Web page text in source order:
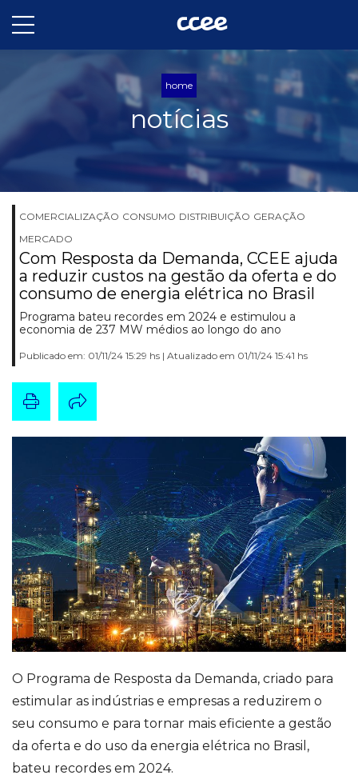
home
notícias
COMERCIALIZAÇÃO CONSUMO DISTRIBUIÇÃO GERAÇÃO
MERCADO
Com Resposta da Demanda, CCEE ajuda
a reduzir custos na gestão da oferta e do
consumo de energia elétrica no Brasil
Programa bateu recordes em 2024 e estimulou a
economia de 237 MW médios ao longo do ano
Publicado em: 01/11/24 15:29 hs | Atualizado em 01/11/24 15:41 hs
O Programa de Resposta da Demanda, criado para
estimular as indústrias e empresas a reduzirem o
seu consumo e para tornar mais eficiente a gestão
da oferta e do uso da energia elétrica no Brasil,
bateu recordes em 2024.